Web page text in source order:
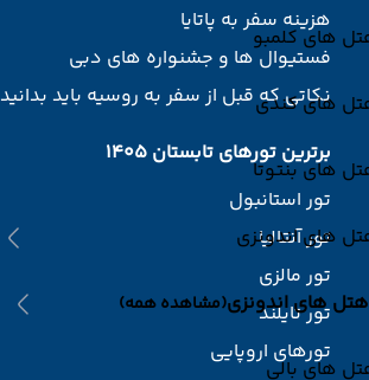
های کلمبو
های کندی
های بنتوتا
های اندونزی
هتل های اندونزی(مشاهده همه)
های بالی
هزینه سفر به پاتایا
فستیوال ها و جشنواره های دبی
نکاتی که قبل از سفر به روسیه باید بدانید
برترین تورهای تابستان 1405
تور استانبول
تور آنتالیا
تور مالزی
تور تایلند
تورهای اروپایی